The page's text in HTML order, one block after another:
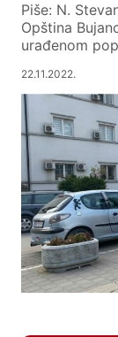
Piše: N.
Opština
urađenom
22.11.2022.